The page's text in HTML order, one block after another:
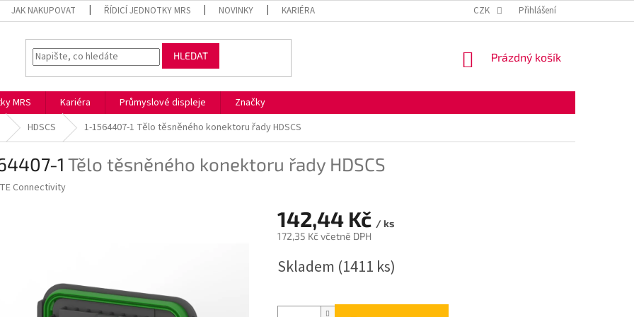
JAK NAKUPOVAT ŘÍDICÍ JEDNOTKY MRS NOVINKY KARIÉRA OBCHODNÍ PODMÍNKY
CZK Přihlášení
HLEDAT
NÁKUPNÍ
Prázdný košík
MRS Kariéra Průmyslové displeje
Značky
HDSCS 1-1564407-1 Tělo těsněného konektoru řady HDSCS
1 Tělo těsněného konektoru řady HDSCS
TE Connectivity
142,44 Kč / ks
172,35 Kč včetně DPH
cena:
Skladem (1411 ks)